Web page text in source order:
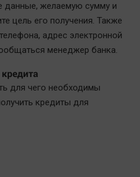
данные, желаемую сумму и
цель его получения. Также
адрес электронной
менеджер банка.
для чего необходимы
кредиты для